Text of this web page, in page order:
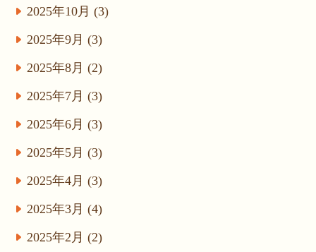
2025年10月 (3)
2025年9月 (3)
2025年8月 (2)
2025年7月 (3)
2025年6月 (3)
2025年5月 (3)
2025年4月 (3)
2025年3月 (4)
2025年2月 (2)